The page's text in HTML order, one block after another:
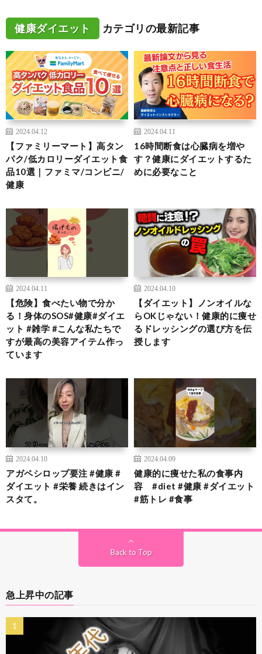
健康ダイエット カテゴリの最新記事
2024.04.12
【ファミリーマート】高タン
パク/低カロリーダイエット食
品10選｜ファミマ/コンビニ/
健康
2024.04.11
16時間断食は心臓病を増や
す？健康にダイエットするた
めに必要なこと
2024.04.11
【危険】食べたい物で分か
る！身体のSOS#健康#ダイエ
ット #雑学 #こんな私たちで
すが最高の美容アイテム作っ
ています
2024.04.10
【ダイエット】ノンオイルな
らOKじゃない！健康的に痩せ
るドレッシングの選び方を伝
授します
2024.04.10
アガペシロップ要注 #健康 #
ダイエット #栄養 続きはイン
スタて。
2024.04.09
健康的に痩せた私の食事内
容 #diet #健康 #ダイエット
#筋トレ #食事
Back to Top
急上昇中の記事